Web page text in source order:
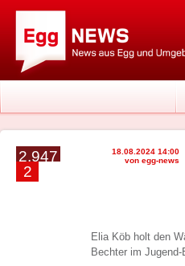
2.947
2
18.08.2024 14:00
von egg-news
Elia Köb holt den
Bechter im